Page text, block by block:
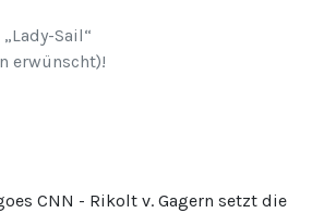
Sail“
erwünscht)!
CNN - Rikolt v. Gagern setzt die